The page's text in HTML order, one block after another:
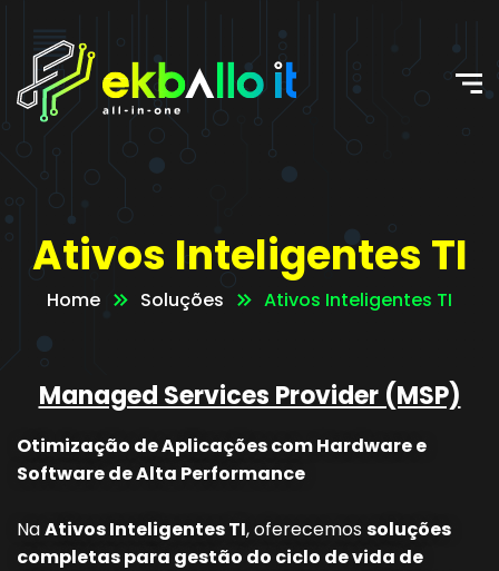
Ativos Inteligentes TI
Home Soluções Ativos Inteligentes TI
Managed Services Provider (MSP)
Otimização de Aplicações com Hardware e
Software de Alta Performance
NaAtivos Inteligentes TI, oferecemos soluções
completas para gestão do ciclo de vida de